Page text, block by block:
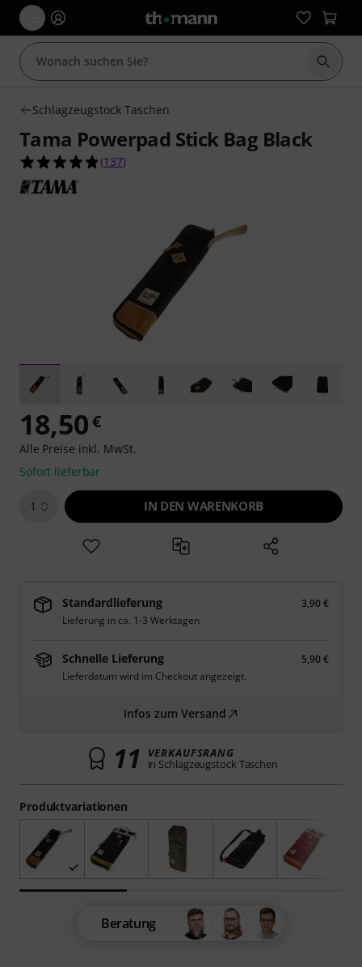
Suche
Schlagzeugstock Taschen
Tama Powerpad Stick Bag Black
4.8 von 5 Sternen aus 137 Kundenbewertungen
(137)
Produktvariationen
18,50€
Alle Preise inkl. MwSt.
Sofort lieferbar
1 IN DEN WARENKORB
Standardlieferung
3,90 €
Lieferung in ca. 1-3 Werktagen
Schnelle Lieferung
5,90 €
Lieferdatum wird im Checkout angezeigt.
Infos zum Versand
11 VERKAUFSRANG
in Schlagzeugstock Taschen
Beratung